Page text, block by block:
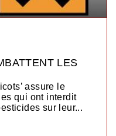
LES
assure le
qui ont interdit
sur leur...